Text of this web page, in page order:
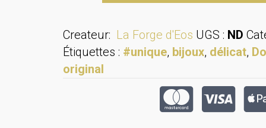
boucles
d'oreilles
en
laiton.
Createur: La Forge d'Eos UGS : ND
Étiquettes : #unique, bijoux, délicat,
original